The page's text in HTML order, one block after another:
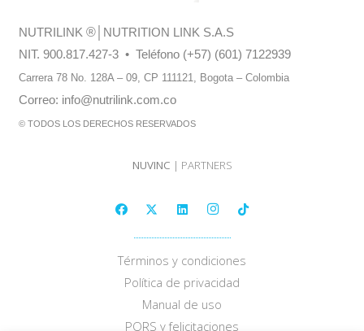
NUTRILINK ®│NUTRITION LINK S.A.S
NIT. 900.817.427-3 • Teléfono (+57) (601) 7122939
Carrera 78 No. 128A – 09, CP 111121, Bogota – Colombia
Correo: info@nutrilink.com.co
© TODOS LOS DERECHOS RESERVADOS
NUVINC | PARTNERS
Términos y condiciones
Política de privacidad
Manual de uso
PQRS y felicitaciones